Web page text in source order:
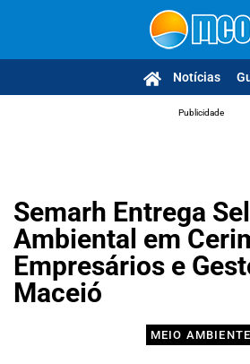
Notícias
Publicidade
Semarh Entrega
Ambiental em
Empresários e
Maceió
MEIO AMBIENTE